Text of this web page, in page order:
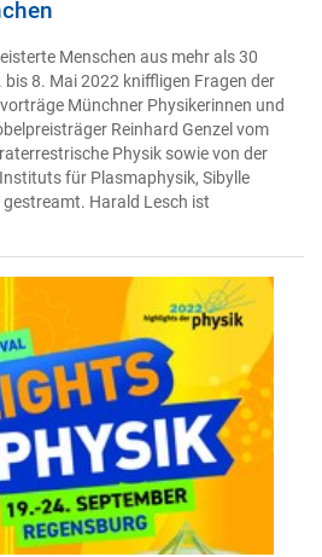
Menschen aus mehr als 30
8. Mai 2022 kniffligen Fragen der
Münchner Physikerinnen und
Reinhard Genzel vom
Physik sowie von der
für Plasmaphysik, Sibylle
Harald Lesch ist